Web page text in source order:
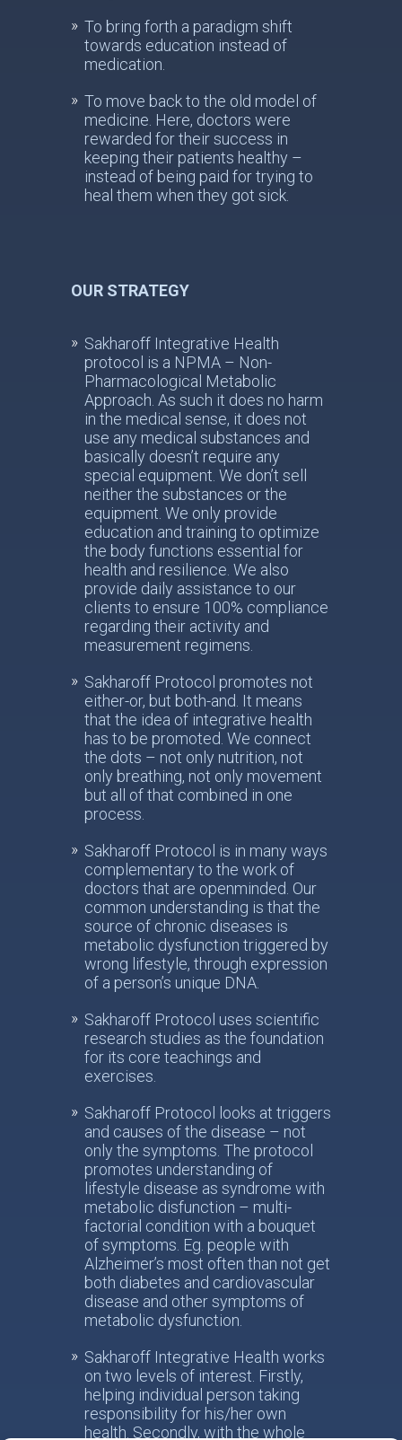
To bring forth a paradigm shift
towards education instead of
medication.
To move back to the old model of
medicine. Here, doctors were
rewarded for their success in
keeping their patients healthy –
instead of being paid for trying to
heal them when they got sick.
OUR STRATEGY
Sakharoff Integrative Health
protocol is a NPMA – Non-
Pharmacological Metabolic
Approach. As such it does no harm
in the medical sense, it does not
use any medical substances and
basically doesn’t require any
special equipment. We don’t sell
neither the substances or the
equipment. We only provide
education and training to optimize
the body functions essential for
health and resilience. We also
provide daily assistance to our
clients to ensure 100% compliance
regarding their activity and
measurement regimens.
Sakharoff Protocol promotes not
either-or, but both-and. It means
that the idea of integrative health
has to be promoted. We connect
the dots – not only nutrition, not
only breathing, not only movement
but all of that combined in one
process.
Sakharoff Protocol is in many ways
complementary to the work of
doctors that are openminded. Our
common understanding is that the
source of chronic diseases is
metabolic dysfunction triggered by
wrong lifestyle, through expression
of a person’s unique DNA.
Sakharoff Protocol uses scientific
research studies as the foundation
for its core teachings and
exercises.
Sakharoff Protocol looks at triggers
and causes of the disease – not
only the symptoms. The protocol
promotes understanding of
lifestyle disease as syndrome with
metabolic disfunction – multi-
factorial condition with a bouquet
of symptoms. Eg. people with
Alzheimer’s most often than not get
both diabetes and cardiovascular
disease and other symptoms of
metabolic dysfunction.
Sakharoff Integrative Health works
on two levels of interest. Firstly,
helping individual person taking
responsibility for his/her own
health. Secondly, with the whole